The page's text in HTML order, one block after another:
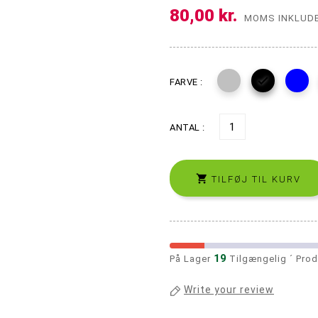
80,00 kr. MOMS
FARVE : 
ANTAL :
 TILFØJ TIL KURV
På Lager 19 Tilgængelig ´
Write your review